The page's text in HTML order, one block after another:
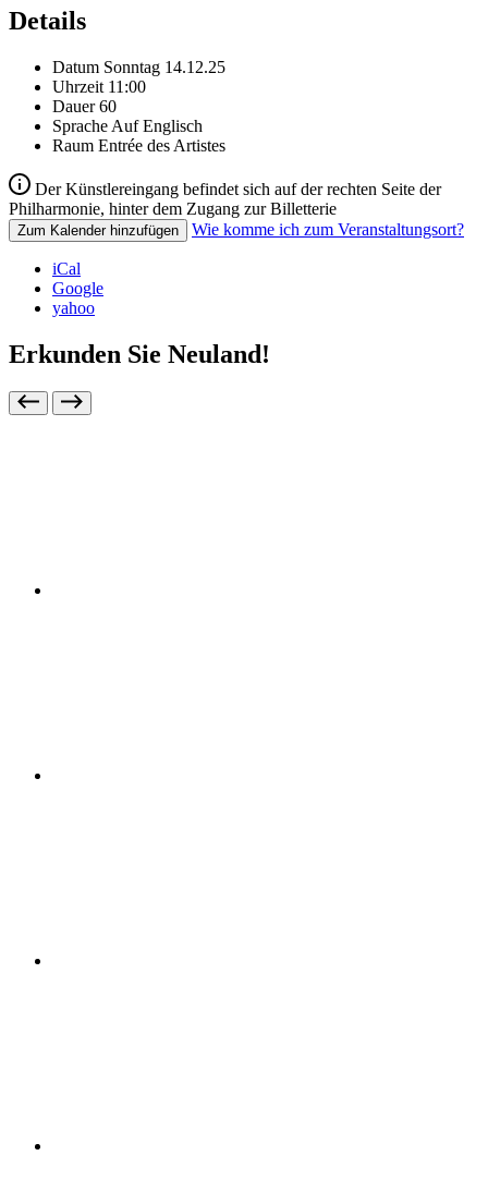
Details
Datum Sonntag 14.12.25
Uhrzeit 11:00
Dauer 60
Sprache Auf Englisch
Raum Entrée des Artistes
Der Künstlereingang befindet sich auf der rechten Seite der
Philharmonie, hinter dem Zugang zur Billetterie
Zum Kalender hinzufügen Wie komme ich zum Veranstaltungsort?
iCal
Google
yahoo
Erkunden Sie Neuland!